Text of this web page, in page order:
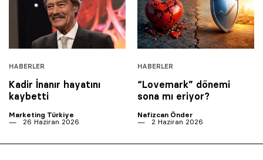
HABERLER
Kadir İnanır hayatını
kaybetti
Marketing Türkiye
26 Haziran 2026
HABERLER
“Lovemark” dönemi
sona mı eriyor?
Nafizcan Önder
2 Haziran 2026